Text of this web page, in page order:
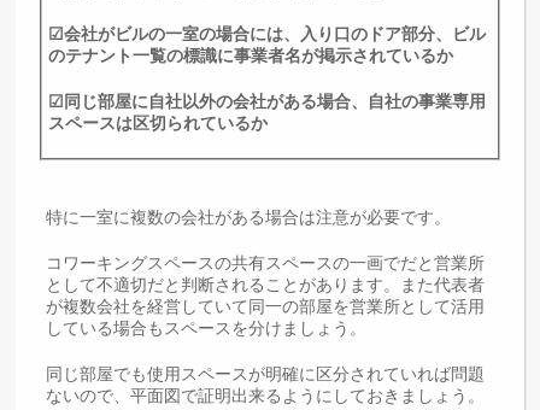
☑会社がビルの一室の場合には、入り口のドア部分、ビル
のテナント一覧の標識に事業者名が掲示されているか
☑同じ部屋に自社以外の会社がある場合、自社の事業専用
スペースは区切られているか
特に一室に複数の会社がある場合は注意が必要です。
コワーキングスペースの共有スペースの一画でだと営業所
として不適切だと判断されることがあります。また代表者
が複数会社を経営していて同一の部屋を営業所として活用
している場合もスペースを分けましょう。
同じ部屋でも使用スペースが明確に区分されていれば問題
ないので、平面図で証明出来るようにしておきましょう。